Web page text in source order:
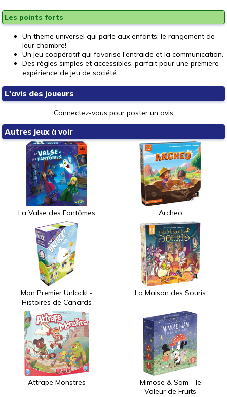
Les points forts
Un thème universel qui parle aux enfants: le rangement de
leur chambre!
Un jeu coopératif qui favorise l'entraide et la communication.
Des règles simples et accessibles, parfait pour une première
expérience de jeu de société.
L'avis des joueurs
Connectez-vous pour poster un avis
Autres jeux à voir
La Valse des Fantômes Archeo
Mon Premier Unlock! -
Histoires de Canards
La Maison des Souris
Attrape Monstres
Mimose & Sam - le
Voleur de Fruits